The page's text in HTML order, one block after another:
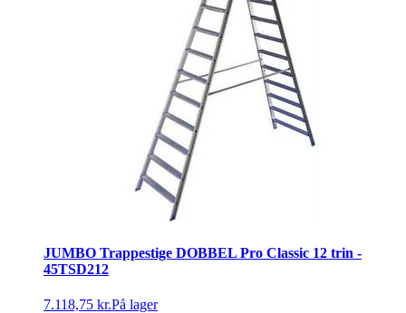
JUMBO Trappestige DOBBEL Pro Classic 12 trin -
45TSD212
7.118,75 kr.På lager